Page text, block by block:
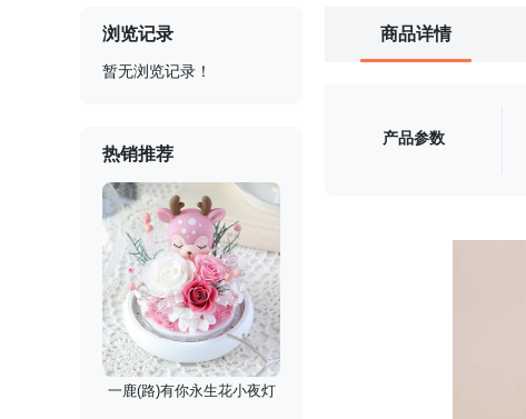
浏览记录
暂无浏览记录！
热销推荐
一鹿(路)有你永生花小夜灯
商品详情
产品参数